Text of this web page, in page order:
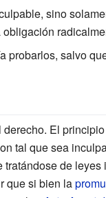
sino
salvo
El
tal que sea
tratándose de
que si bien la